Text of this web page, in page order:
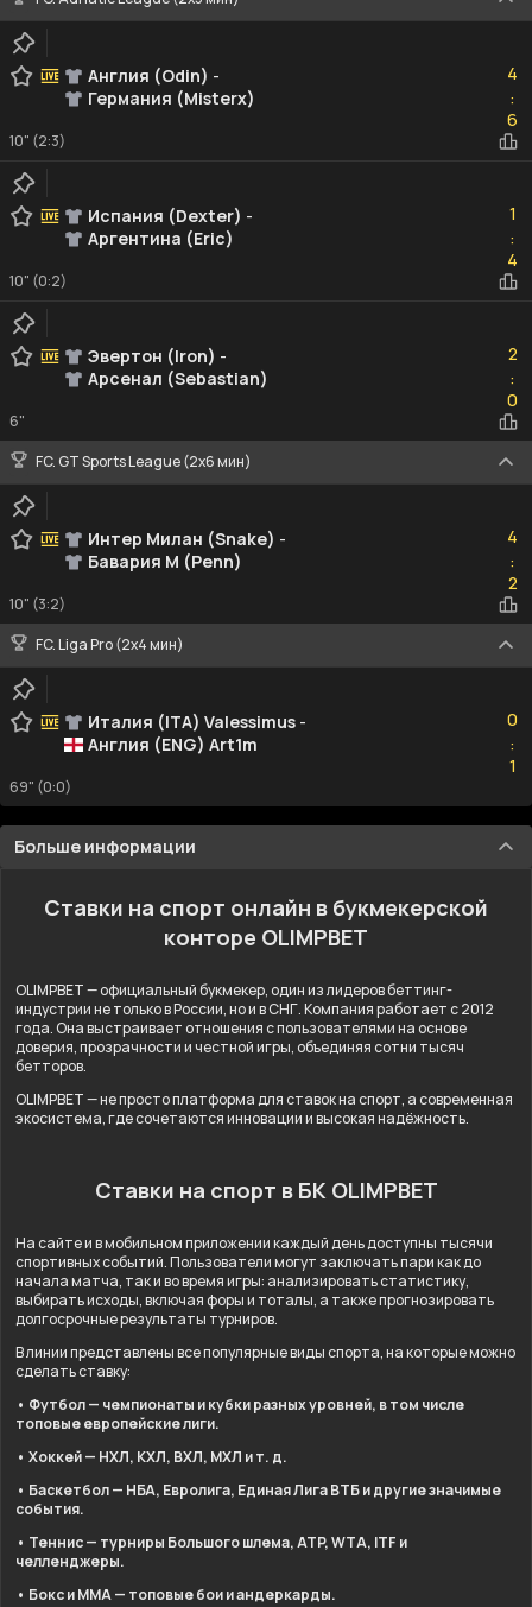
Англия (Odin) -
Германия (Misterx)
4
:6
6
10" (2:3)
Испания (Dexter) -
Аргентина (Eric)
1
:4
4
10" (0:2)
Эвертон (Iron) -
Арсенал (Sebastian)
2
:0
0
6"
FC. GT Sports League (2х6 мин)
Интер Милан (Snake) -
Бавария М (Penn)
4
:2
2
10" (3:2)
FC. Liga Pro (2x4 мин)
Италия (ITA) Valessimus -
Англия (ENG) Art1m
0
:1
1
69" (0:0)
Больше информации
Ставки на спорт онлайн в букмекерской
конторе OLIMPBET
OLIMPBET — официальный букмекер, один из лидеров беттинг-
индустрии не только в России, но и в СНГ. Компания работает с 2012
года. Она выстраивает отношения с пользователями на основе
доверия, прозрачности и честной игры, объединяя сотни тысяч
бетторов.
OLIMPBET — не просто платформа для ставок на спорт, а современная
экосистема, где сочетаются инновации и высокая надёжность.
Ставки на спорт в БК OLIMPBET
На сайте и в мобильном приложении каждый день доступны тысячи
спортивных событий. Пользователи могут заключать пари как до
начала матча, так и во время игры: анализировать статистику,
выбирать исходы, включая форы и тоталы, а также прогнозировать
долгосрочные результаты турниров.
В линии представлены все популярные виды спорта, на которые можно
сделать ставку:
• Футбол — чемпионаты и кубки разных уровней, в том числе
топовые европейские лиги.
• Хоккей — НХЛ, КХЛ, ВХЛ, МХЛ и т. д.
• Баскетбол — НБА, Евролига, Единая Лига ВТБ и другие значимые
события.
• Теннис — турниры Большого шлема, ATP, WTA, ITF и
челленджеры.
• Бокс и ММА — топовые бои и андеркарды.